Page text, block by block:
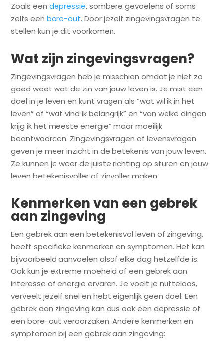
Zoals eendepressie, sombere gevoelens of soms
zelfs eenbore-out. Door jezelf zingevingsvragen te
stellen kun je dit voorkomen.
Wat zijn zingevingsvragen?
Zingevingsvragen heb je misschien omdat je niet zo
goed weet wat de zin van jouw leven is. Je mist een
doel in je leven en kunt vragen als “wat wil ik in het
leven” of “wat vind ik belangrijk” en “van welke dingen
krijg ik het meeste energie” maar moeilijk
beantwoorden. Zingevingsvragen of levensvragen
geven je meer inzicht in de betekenis van jouw leven.
Ze kunnen je weer de juiste richting op sturen en jouw
leven betekenisvoller of zinvoller maken.
Kenmerken van een gebrek
aan zingeving
Een gebrek aan een betekenisvol leven of zingeving,
heeft specifieke kenmerken en symptomen. Het kan
bijvoorbeeld aanvoelen alsof elke dag hetzelfde is.
Ook kun je extreme moeheid of een gebrek aan
interesse of energie ervaren. Je voelt je nutteloos,
verveelt jezelf snel en hebt eigenlijk geen doel. Een
gebrek aan zingeving kan dus ook een depressie of
een bore-out veroorzaken. Andere kenmerken en
symptomen bij een gebrek aan zingeving: